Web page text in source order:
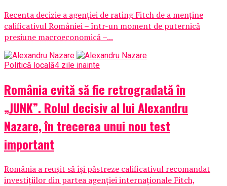
Recenta decizie a agenției de rating Fitch de a menține
calificativul României – într-un moment de puternică
presiune macroeconomică –...
Politică locală4 zile inainte
România evită să fie retrogradată în
„JUNK”. Rolul decisiv al lui Alexandru
Nazare, în trecerea unui nou test
important
România a reușit să își păstreze calificativul recomandat
investițiilor din partea agenției internaționale Fitch,